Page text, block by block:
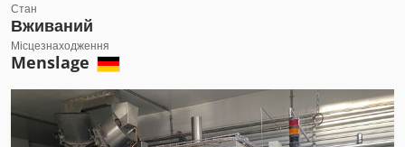
Стан
Вживаний
Місцезнаходження
Menslage